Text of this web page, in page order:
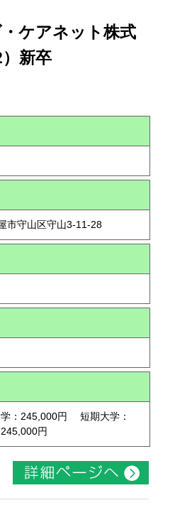
ケアネット株式
新卒
市守山区守山3-11-28
：245,000円 短期大学：
円